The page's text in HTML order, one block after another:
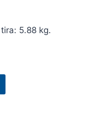
5.88 kg.